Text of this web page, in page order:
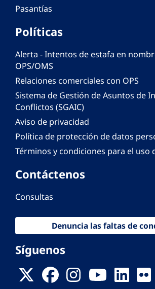
Pasantías
Políticas
Alerta - Intentos de estafa en
OPS/OMS
Relaciones comerciales con OPS
Sistema de Gestión de Asuntos de
Conflictos (SGAIC)
Aviso de privacidad
Política de protección de datos
Términos y condiciones para el uso
Contáctenos
Consultas
Denuncia las faltas de
Síguenos